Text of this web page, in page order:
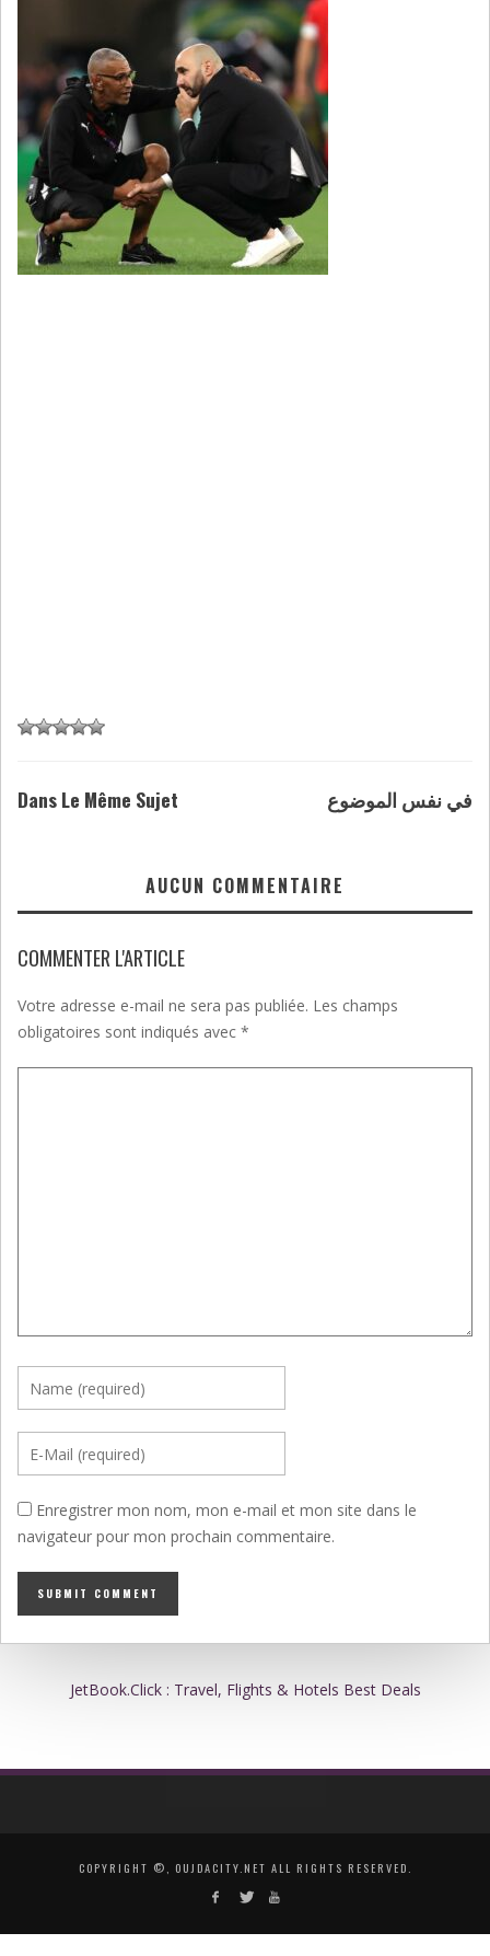
Dans Le Même Sujet في نفس الموضوع
AUCUN COMMENTAIRE
COMMENTER L'ARTICLE
Votre adresse e-mail ne sera pas publiée. Les champs
obligatoires sont indiqués avec *
Enregistrer mon nom, mon e-mail et mon site dans le
navigateur pour mon prochain commentaire.
JetBook.Click : Travel, Flights & Hotels Best Deals
COPYRIGHT ©, OUJDACITY.NET ALL RIGHTS RESERVED.